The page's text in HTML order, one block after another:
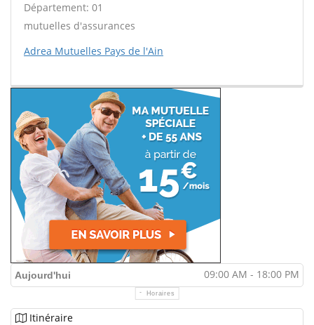
Département: 01
mutuelles d'assurances
Adrea Mutuelles Pays de l'Ain
Aujourd'hui 09:00 AM - 18:00 PM
Horaires
Itinéraire